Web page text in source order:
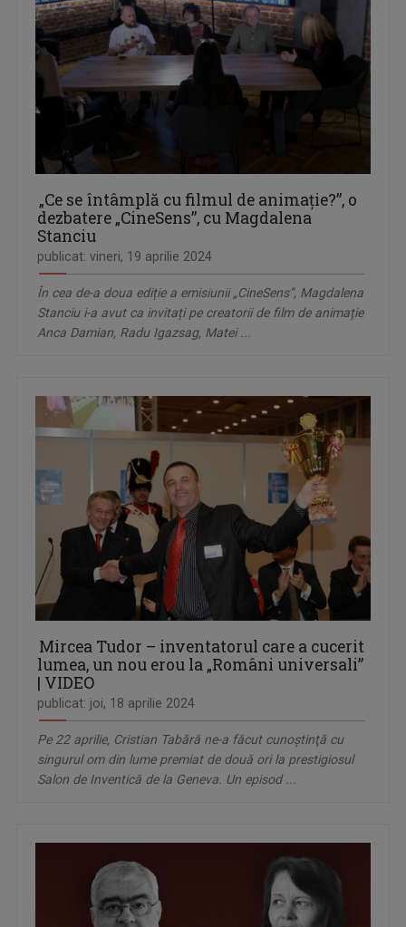
„Ce se întâmplă cu filmul de animație?”, o
dezbatere „CineSens”, cu Magdalena
Stanciu
publicat: vineri, 19 aprilie 2024
În cea de-a doua ediție a emisiunii „CineSens”, Magdalena
Stanciu i-a avut ca invitați pe creatorii de film de animație
Anca Damian, Radu Igazsag, Matei ...
Mircea Tudor – inventatorul care a cucerit
lumea, un nou erou la „Români universali”
| VIDEO
publicat: joi, 18 aprilie 2024
Pe 22 aprilie, Cristian Tabără ne-a făcut cunoştinţă cu
singurul om din lume premiat de două ori la prestigiosul
Salon de Inventică de la Geneva. Un episod ...